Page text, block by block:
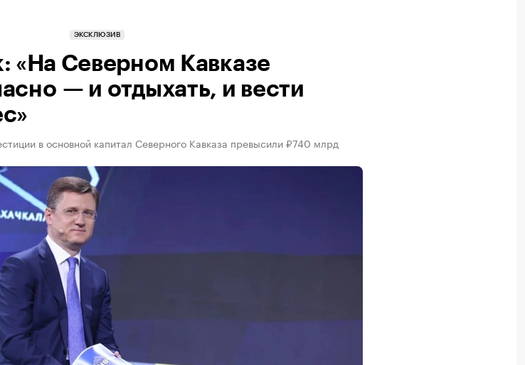
ЭКСКЛЮЗИВ
«На Северном Кавказе
— и отдыхать, и вести
в основной капитал Северного Кавказа превысили ₽740 млрд